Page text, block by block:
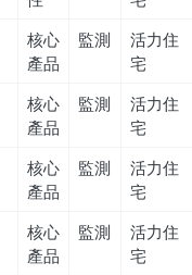
核心
產品
監測
活力住
宅
核心
產品
監測
活力住
宅
核心
產品
監測
活力住
宅
核心
產品
監測
活力住
宅